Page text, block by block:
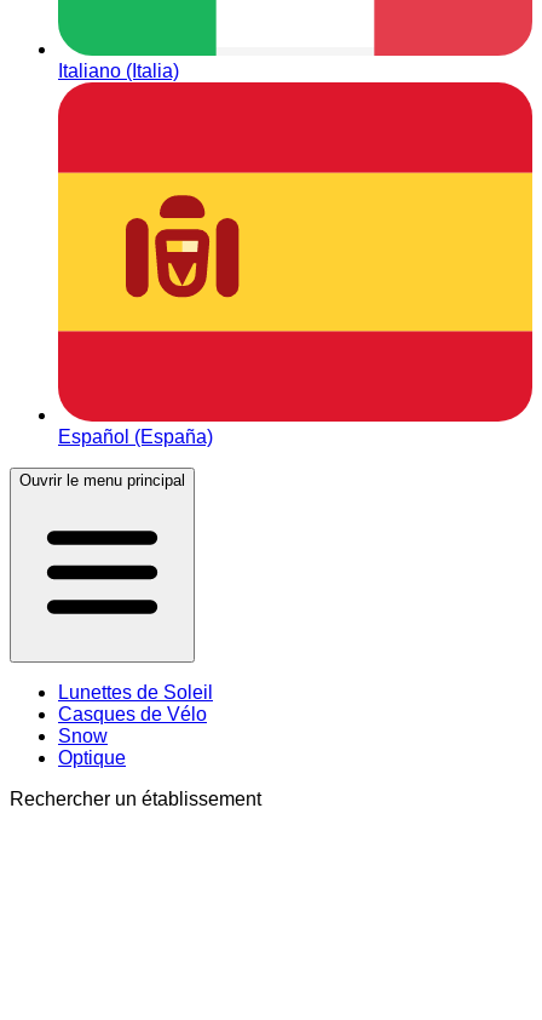
Italiano (Italia)
Español (España)
Ouvrir le menu principal
Lunettes de Soleil
Casques de Vélo
Snow
Optique
Rechercher un établissement